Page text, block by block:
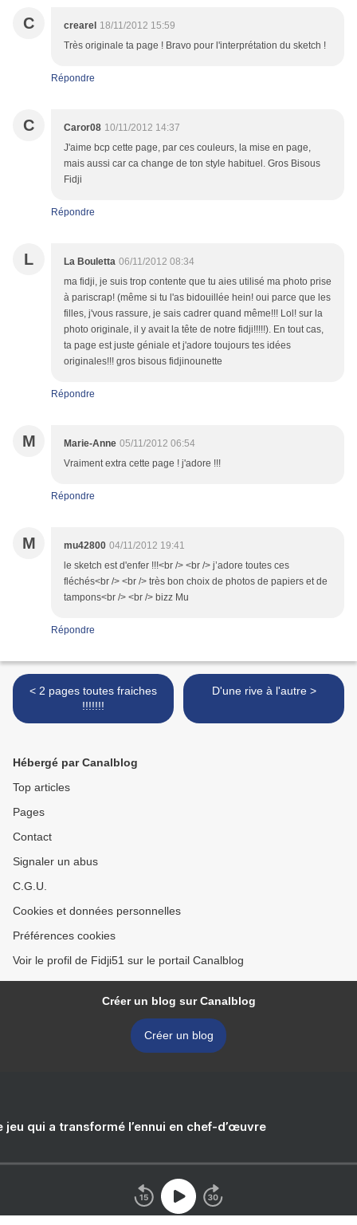
C crearel 18/11/2012 15:59
Très originale ta page ! Bravo pour l'interprétation du sketch !
Répondre
C Caror08 10/11/2012 14:37
J'aime bcp cette page, par ces couleurs, la mise en page,
mais aussi car ca change de ton style habituel. Gros Bisous
Fidji
Répondre
L La Bouletta 06/11/2012 08:34
ma fidji, je suis trop contente que tu aies utilisé ma photo prise
à pariscrap! (même si tu l'as bidouillée hein! oui parce que les
filles, j'vous rassure, je sais cadrer quand même!!! Lol! sur la
photo originale, il y avait la tête de notre fidji!!!!!). En tout cas,
ta page est juste géniale et j'adore toujours tes idées
originales!!! gros bisous fidjinounette
Répondre
M Marie-Anne 05/11/2012 06:54
Vraiment extra cette page ! j'adore !!!
Répondre
M mu42800 04/11/2012 19:41
le sketch est d'enfer !!!<br /> <br /> j’adore toutes ces
fléchés<br /> <br /> très bon choix de photos de papiers et de
tampons<br /> <br /> bizz Mu
Répondre
< 2 pages toutes fraiches
!!!!!!!
D'une rive à l'autre >
Hébergé par Canalblog
Top articles
Pages
Contact
Signaler un abus
C.G.U.
Cookies et données personnelles
Préférences cookies
Voir le profil de Fidji51 sur le portail Canalblog
Créer un blog sur Canalblog
Créer un blog
jeu qui a transformé l’ennui en chef-d’œuvre